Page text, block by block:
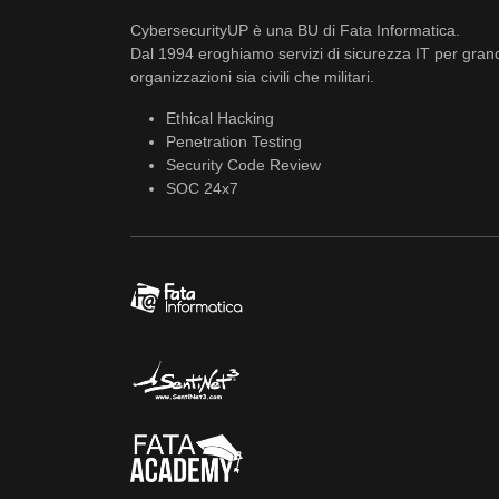
CybersecurityUP è una BU di Fata Informatica.
Dal 1994 eroghiamo servizi di sicurezza IT per
organizzazioni sia civili che militari.
Ethical Hacking
Penetration Testing
Security Code Review
SOC 24x7